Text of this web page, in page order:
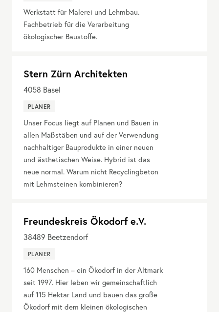
Werkstatt für Malerei und Lehmbau.
Fachbetrieb für die Verarbeitung
ökologischer Baustoffe.
Stern Zürn Architekten
4058 Basel
PLANER
Unser Focus liegt auf Planen und Bauen in
allen Maßstäben und auf der Verwendung
nachhaltiger Bauprodukte in einer neuen
und ästhetischen Weise. Hybrid ist das
neue normal. Warum nicht Recyclingbeton
mit Lehmsteinen kombinieren?
Freundeskreis Ökodorf e.V.
38489 Beetzendorf
PLANER
160 Menschen – ein Ökodorf in der Altmark
seit 1997. Hier leben wir gemeinschaftlich
auf 115 Hektar Land und bauen das große
Ökodorf mit dem kleinen ökologischen